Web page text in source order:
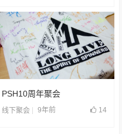
PSH10周年聚会
线下聚会 9年前 14